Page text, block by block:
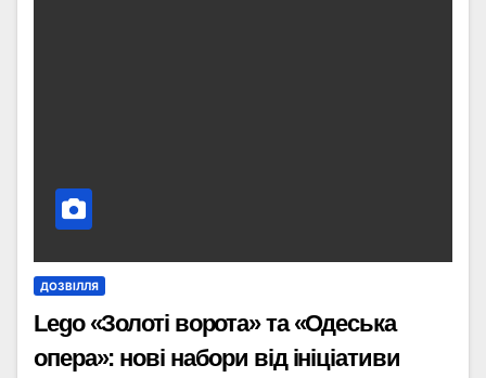
ДОЗВІЛЛЯ
Lego «Золоті ворота» та «Одеська
опера»: нові набори від ініціативи